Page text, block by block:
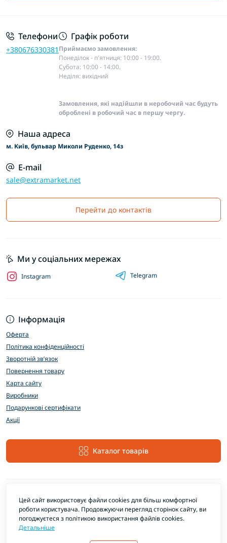
Телефони
+380676330381
Графік роботи
Приймаємо замовлення:
Понеділок - п'ятниця: 10:00 - 19:00.
Субота: 10:00 - 14:00.
Неділя: вихідний
Замовлення, які надійшли в неробочий час будуть
оброблені в робочий час в першу чергу.
Наша адреса
м. Київ, бульвар Миколи Руденко, 14з
E-mail
sale@extramarket.net
Перейти до контактів
Інформація
Оферта
Політика конфіденційності
Зворотній зв’язок
Повернення товару
Карта сайту
Виробники
Подарункові сертифікати
Акції
Каталог товарів
Ми у соціальних мережах
Instagram Telegram
Цей сайт використовує файли cookies для більш комфортної
роботи користувача. Продовжуючи перегляд сторінок сайту, ви
погоджуєтеся з політикою використання файлів cookies.
Детальніше